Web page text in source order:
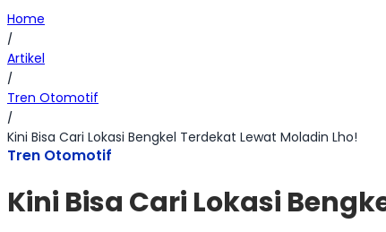
Home
/
Artikel
/
Tren Otomotif
/
Kini Bisa Cari Lokasi Bengkel Terdekat Lewat Moladin Lho!
Tren Otomotif
Kini Bisa Cari Lokasi